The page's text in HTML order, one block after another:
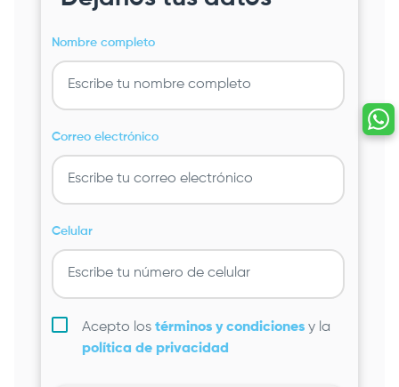
Nombre completo
Correo electrónico
Celular
Acepto los términos y condiciones y la
política de privacidad